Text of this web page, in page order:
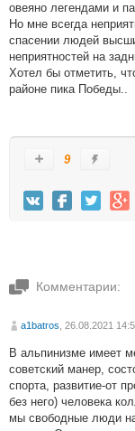
овеяно легендами и
Но мне всегда
спасении людей
неприятностей на
Хотел бы отметить,
районе пика Победы..
9
Комментарии:
a1batros , 26.08.2021
В альпинизме имеет
советский манер,
спорта, развитие-от
без него) человека
мы свободные люди